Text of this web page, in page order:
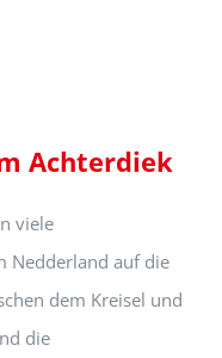
Achterdiek
viele
Nedderland auf die
dem Kreisel und
die